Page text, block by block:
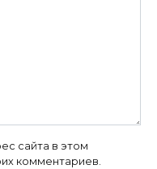
сайта в этом
комментариев.